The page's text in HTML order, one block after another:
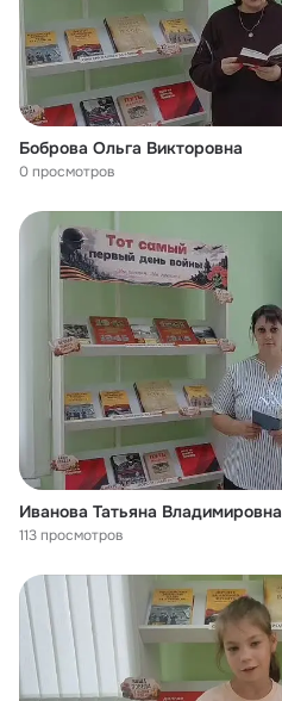
Боброва Ольга Викторовна
0 просмотров
Иванова Татьяна Владимировна
113 просмотров